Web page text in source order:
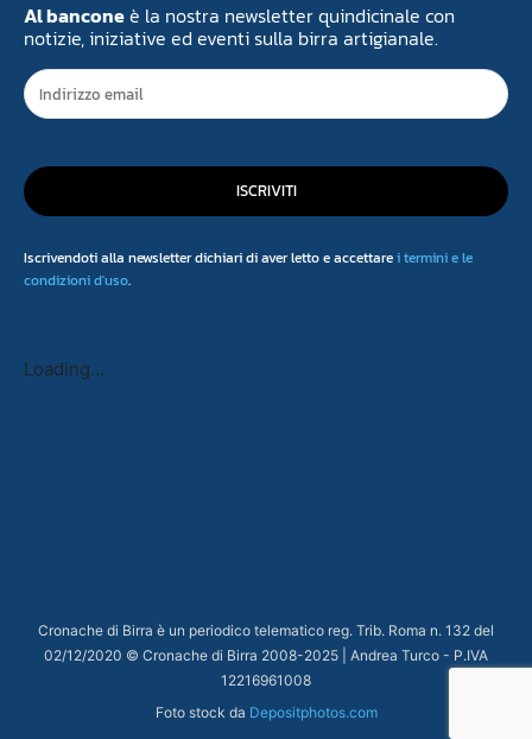
Al banconeè la nostra newsletter quindicinale con
notizie, iniziative ed eventi sulla birra artigianale.
ISCRIVITI
Iscrivendoti alla newsletter dichiari di aver letto e accettarei termini e le
condizioni d'uso.
Loading...
Cronache di Birra è un periodico telematico reg. Trib. Roma n. 132 del
02/12/2020 © Cronache di Birra 2008-2025 | Andrea Turco - P.IVA
12216961008
Foto stock da Depositphotos.com